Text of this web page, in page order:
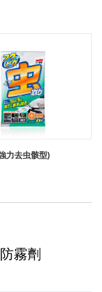
力去虫骸型)
霧劑